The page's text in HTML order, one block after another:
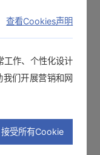
内部的潜在绝缘
查看Cookies声明
工作、个性化设计
们开展营销和网
接受所有Cookie